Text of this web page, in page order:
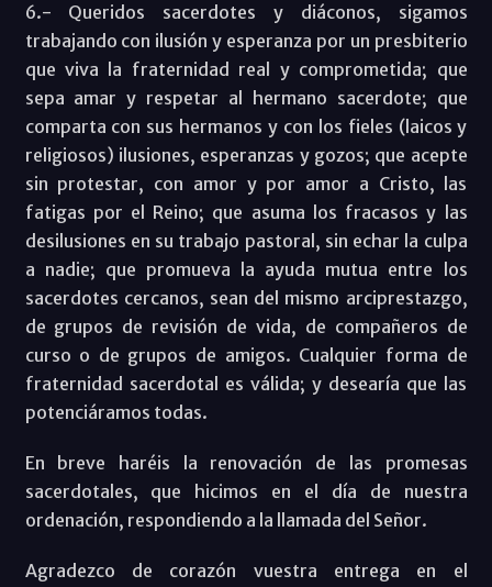
6.- Queridos sacerdotes y diáconos, sigamos
trabajando con ilusión y esperanza por un presbiterio
que viva la fraternidad real y comprometida; que
sepa amar y respetar al hermano sacerdote; que
comparta con sus hermanos y con los fieles (laicos y
religiosos) ilusiones, esperanzas y gozos; que acepte
sin protestar, con amor y por amor a Cristo, las
fatigas por el Reino; que asuma los fracasos y las
desilusiones en su trabajo pastoral, sin echar la culpa
a nadie; que promueva la ayuda mutua entre los
sacerdotes cercanos, sean del mismo arciprestazgo,
de grupos de revisión de vida, de compañeros de
curso o de grupos de amigos. Cualquier forma de
fraternidad sacerdotal es válida; y desearía que las
potenciáramos todas.
En breve haréis la renovación de las promesas
sacerdotales, que hicimos en el día de nuestra
ordenación, respondiendo a la llamada del Señor.
Agradezco de corazón vuestra entrega en el